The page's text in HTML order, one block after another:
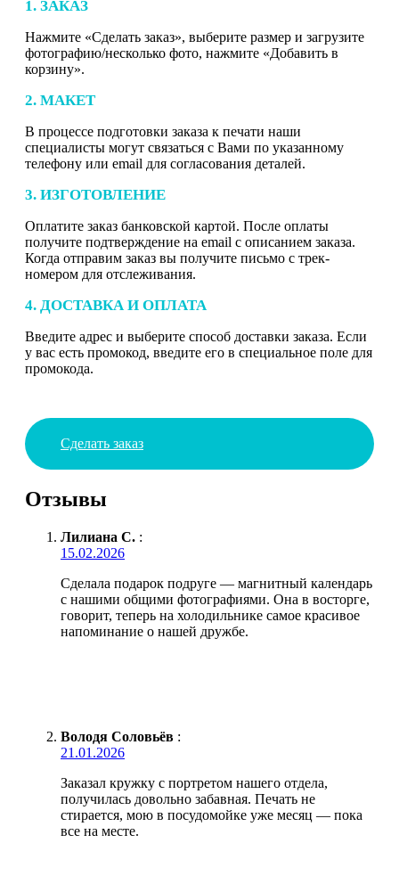
1. ЗАКАЗ
Нажмите «Сделать заказ», выберите размер и загрузите
фотографию/несколько фото, нажмите «Добавить в
корзину».
2. МАКЕТ
В процессе подготовки заказа к печати наши
специалисты могут связаться с Вами по указанному
телефону или email для согласования деталей.
3. ИЗГОТОВЛЕНИЕ
Оплатите заказ банковской картой. После оплаты
получите подтверждение на email с описанием заказа.
Когда отправим заказ вы получите письмо с трек-
номером для отслеживания.
4. ДОСТАВКА И ОПЛАТА
Введите адрес и выберите способ доставки заказа. Если
у вас есть промокод, введите его в специальное поле для
промокода.
Сделать заказ
Отзывы
Лилиана С. :
15.02.2026
Сделала подарок подруге — магнитный календарь
с нашими общими фотографиями. Она в восторге,
говорит, теперь на холодильнике самое красивое
напоминание о нашей дружбе.
Володя Соловьёв :
21.01.2026
Заказал кружку с портретом нашего отдела,
получилась довольно забавная. Печать не
стирается, мою в посудомойке уже месяц — пока
все на месте.